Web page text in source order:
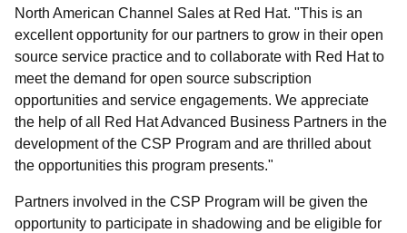
North American Channel Sales at Red Hat. "This is an
excellent opportunity for our partners to grow in their open
source service practice and to collaborate with Red Hat to
meet the demand for open source subscription
opportunities and service engagements. We appreciate
the help of all Red Hat Advanced Business Partners in the
development of the CSP Program and are thrilled about
the opportunities this program presents."
Partners involved in the CSP Program will be given the
opportunity to participate in shadowing and be eligible for